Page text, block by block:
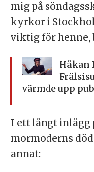
mig på
kyrkor i
viktig för henne,
Håkan
värmde upp
I ett långt inlägg
mormoderns
annat: